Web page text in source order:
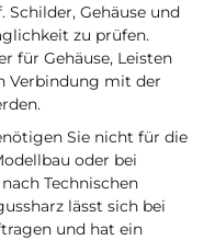
Gehäuse und
zu prüfen.
für Gehäuse, Leisten
Verbindung mit der
Sie nicht für die
oder bei
Technischen
lässt sich bei
und hat ein